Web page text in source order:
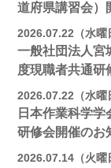
道府県講習会）
2026.07.22（水曜
一般社団法人
度現職者共通研
2026.07.22（水曜
日本作業科学
研修会開催のお
2026.07.14（火曜